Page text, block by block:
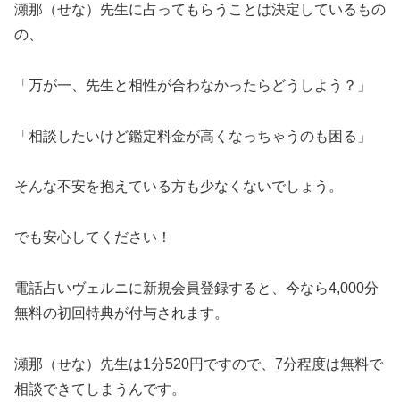
瀬那（せな）先生に占ってもらうことは決定しているもの
の、
「万が一、先生と相性が合わなかったらどうしよう？」
「相談したいけど鑑定料金が高くなっちゃうのも困る」
そんな不安を抱えている方も少なくないでしょう。
でも安心してください！
電話占いヴェルニに新規会員登録すると、今なら4,000分
無料の初回特典が付与されます。
瀬那（せな）先生は1分520円ですので、7分程度は無料で
相談できてしまうんです。